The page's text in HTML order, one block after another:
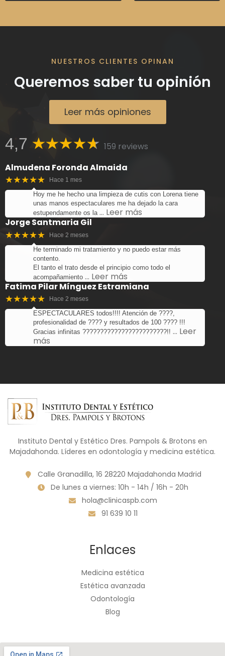
NUESTROS CLIENTES OPINAN
Queremos saber tu opinión
Leer más opiniones
4,7
159 reviews
Almudena Foronda Almaida
★★★★★ Hace 1 mes
Hoy me he hecho una limpieza de cutis con Lorena tiene
unas manos espectaculares me ha dejado la cara
estupendamente os la … Leer más
Jorge Santmaria Gil
★★★★★ Hace 2 meses
He terminado mi tratamiento y no puedo estar más
contento.
El tanto el trato desde el principio como todo el
acompañamiento … Leer más
Fatima Pilar Mínguez Estramiana
★★★★★ Hace 2 meses
ESPECTACULARES todos!!!! Atención de ????,
profesionalidad de ???? y resultados de 100 ???? !!!
Gracias infinitas ????????????????????????!! … Leer
más
Instituto Dental y Estético Dres. Pampols & Brotons en
Majadahonda. Líderes en odontología y medicina estética.
Calle Granadilla, 16 28220 Majadahonda Madrid
De lunes a viernes: 10h - 14h / 16h - 20h
hola@clinicaspb.com
91 639 10 11
Enlaces
Medicina estética
Estética avanzada
Odontología
Blog